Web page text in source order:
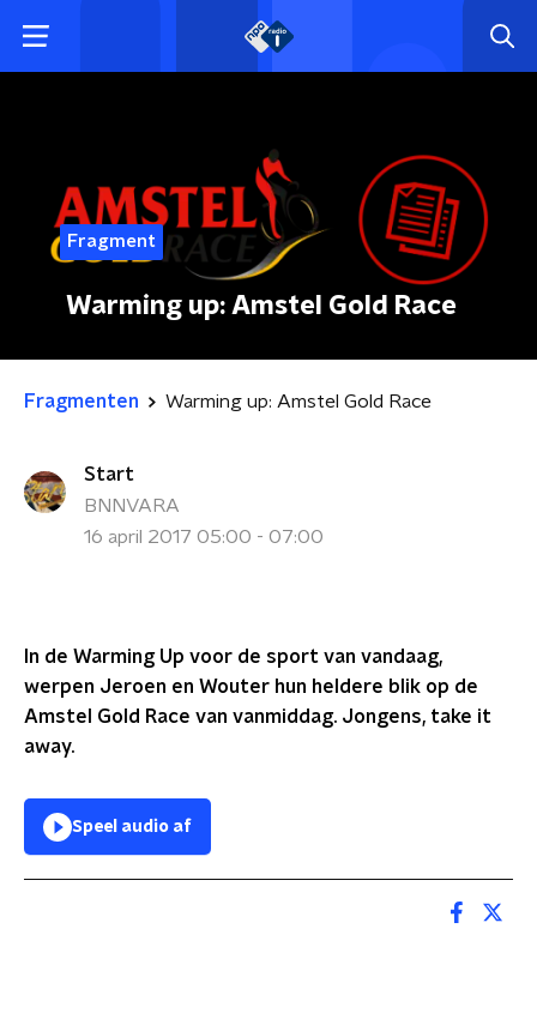
Fragment
Warming up: Amstel Gold Race
Fragmenten Warming up: Amstel Gold Race
Start
BNNVARA
16 april 2017 05:00 - 07:00
In de Warming Up voor de sport van vandaag,
werpen Jeroen en Wouter hun heldere blik op de
Amstel Gold Race van vanmiddag. Jongens, take it
away.
Speel audio af